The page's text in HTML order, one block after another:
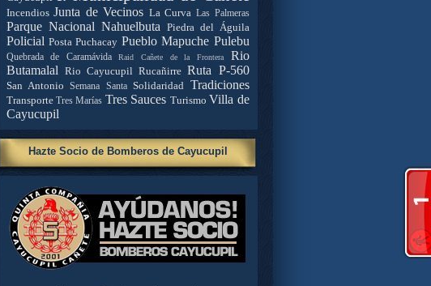
Incendios Junta de Vecinos La Curva Las Palmeras
Parque Nacional Nahuelbuta Piedra del Águila
Policial Posta Puchacay Pueblo Mapuche Pulebu
Quebrada de Caramávida Raid Cañete de la Frontera
Rio
Butamalal Rio Cayucupil Rucañirre Ruta P-560
San Antonio Semana Santa Solidaridad Tradiciones
Transporte Tres Marías Tres Sauces Turismo Villa de
Cayucupil
Hazte Socio de Bomberos de Cayucupil